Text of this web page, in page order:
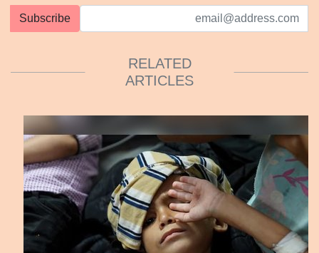
Subscribe
RELATED
ARTICLES